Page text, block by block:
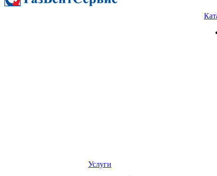
Услуги